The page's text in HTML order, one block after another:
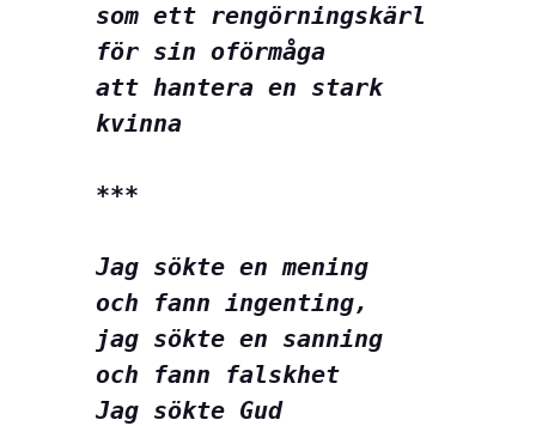
som ett rengörningskärl
för sin oförmåga
att hantera en stark
kvinna
***
Jag sökte en mening
och fann ingenting,
jag sökte en sanning
och fann falskhet
Jag sökte Gud